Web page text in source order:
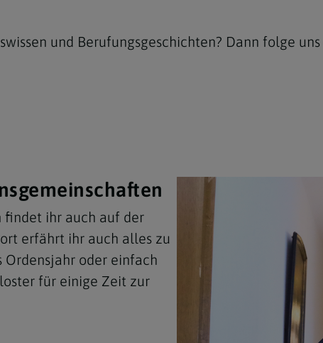
und Berufungsgeschichten? Dann folge
findet ihr auch auf der
erfährt ihr auch alles zu
oder einfach
für einige Zeit zur